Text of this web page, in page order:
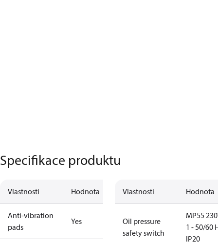
Specifikace produktu
Vlastnosti Hodnota
Anti-vibration
pads
Yes
Vlastnosti Hodnota
Oil pressure
safety switch
MP55
1 - 50/60
IP20